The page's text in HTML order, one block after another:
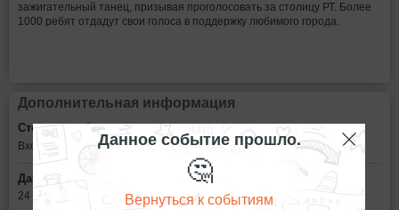
зажигательный танец, призывая проголосовать за столицу РТ. Более
1000 ребят отдадут свои голоса в поддержку любимого города.
Дополнительная информация
Стоимость билетов:
Вход свободный
Дата:
24 сентября в 14:00
Данное событие прошло.
🤔
Вернуться к событиям